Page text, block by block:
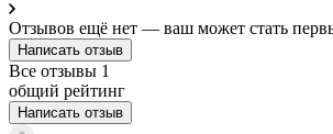
Отзывов ещё нет — ваш может стать
Написать отзыв
Все отзывы 1
общий рейтинг
Написать отзыв